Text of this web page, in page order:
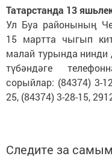
Татарстанда 13
Ул Буа районының
15 мартта чыгып
малай турында нинди
түбәндәге
сорыйлар: (84374) 3-
25, (84374) 3-28-15,
Следите за